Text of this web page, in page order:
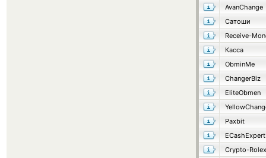
AvanChange
Сатоши
Receive-
Касса
ObminMe
ChangerBiz
EliteObmen
Paxbit
ECashExpert
Crypto-Rolex